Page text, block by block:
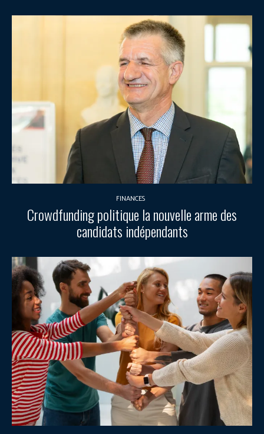
FINANCES
Crowdfunding politique la nouvelle arme des
candidats indépendants